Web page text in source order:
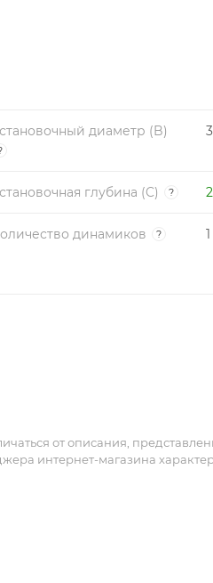
диаметр (B)
глубина (C) ?
динамиков ?
от описания,
интернет-магазина